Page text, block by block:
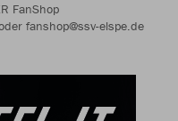
FanShop
fanshop@ssv-elspe.de